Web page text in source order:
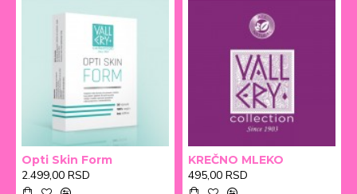
Opti Skin Form
2.499,00 RSD
KREČNO MLEKO
495,00 RSD